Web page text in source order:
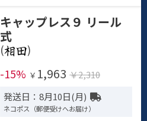
キャップレス９ リール
式
(
)
-15% ￥ 1,963 ￥2,310
発送日：8月10日(月)
ネコポス（郵便受けへお届け）